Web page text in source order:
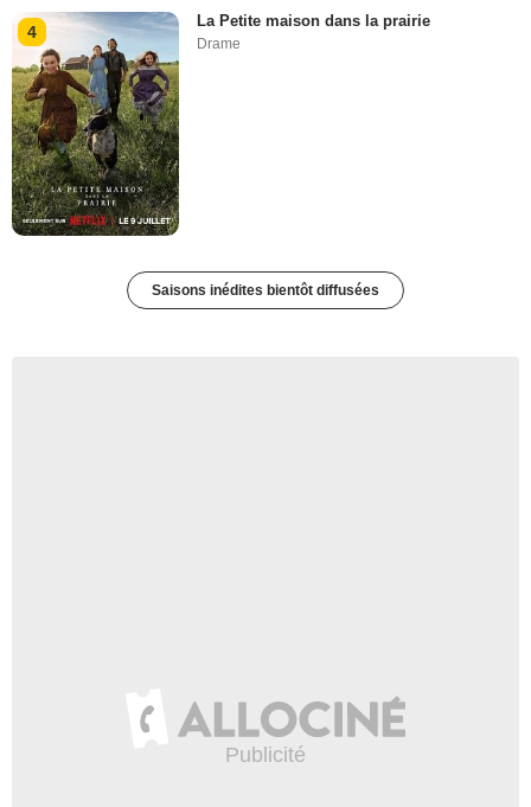
4
La Petite maison dans la prairie
Drame
Saisons inédites bientôt diffusées